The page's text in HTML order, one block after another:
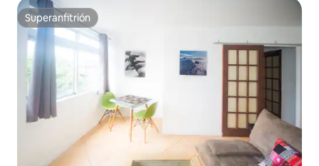
Superanfitrión
Superanfitrión